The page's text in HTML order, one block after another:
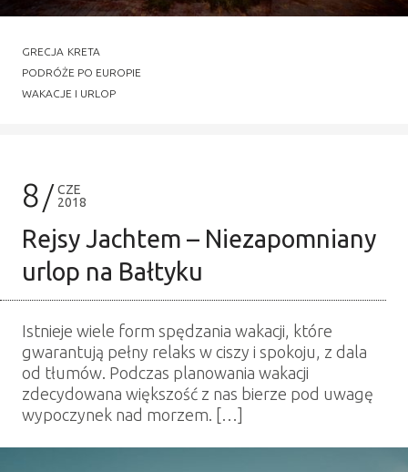
GRECJA KRETA
PODRÓŻE PO EUROPIE
WAKACJE I URLOP
8
CZE
2018
Rejsy Jachtem – Niezapomniany
urlop na Bałtyku
Istnieje wiele form spędzania wakacji, które
gwarantują pełny relaks w ciszy i spokoju, z dala
od tłumów. Podczas planowania wakacji
zdecydowana większość z nas bierze pod uwagę
wypoczynek nad morzem. […]